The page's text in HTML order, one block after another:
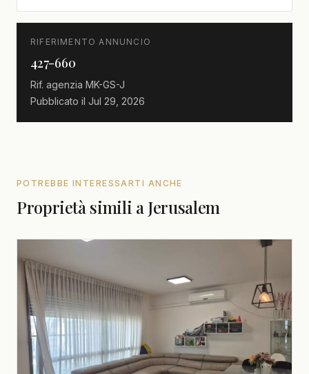
RIFERIMENTO ANNUNCIO
427-660
Rif. agenzia MK-GS-J
Pubblicato il Jul 29, 2026
POTREBBE INTERESSARTI ANCHE
Proprietà simili a Jerusalem